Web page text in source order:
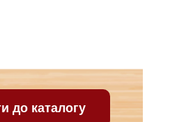
до каталогу